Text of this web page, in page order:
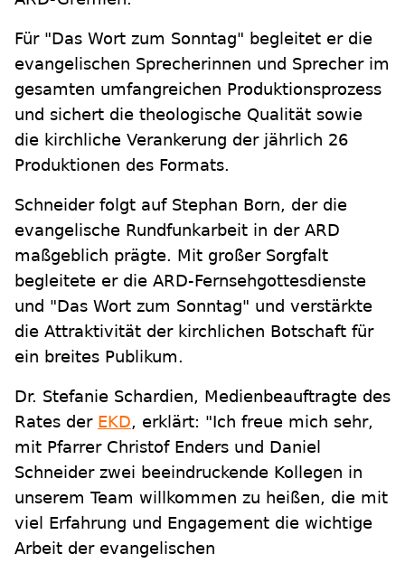
Für "Das Wort zum Sonntag" begleitet er die
evangelischen Sprecherinnen und Sprecher im
gesamten umfangreichen Produktionsprozess
und sichert die theologische Qualität sowie
die kirchliche Verankerung der jährlich 26
Produktionen des Formats.
Schneider folgt auf Stephan Born, der die
evangelische Rundfunkarbeit in der ARD
maßgeblich prägte. Mit großer Sorgfalt
begleitete er die ARD-Fernsehgottesdienste
und "Das Wort zum Sonntag" und verstärkte
die Attraktivität der kirchlichen Botschaft für
ein breites Publikum.
Dr. Stefanie Schardien, Medienbeauftragte des
Rates der EKD, erklärt: "Ich freue mich sehr,
mit Pfarrer Christof Enders und Daniel
Schneider zwei beeindruckende Kollegen in
unserem Team willkommen zu heißen, die mit
viel Erfahrung und Engagement die wichtige
Arbeit der evangelischen